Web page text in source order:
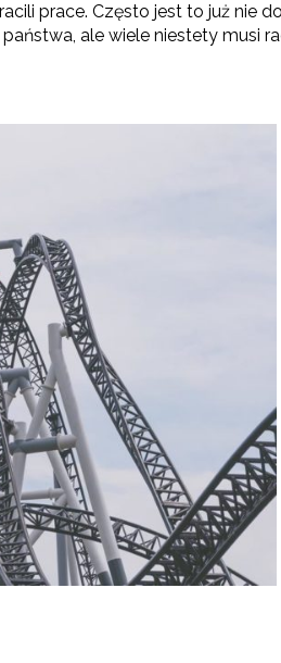
prace. Często jest to już nie
ale wiele niestety musi